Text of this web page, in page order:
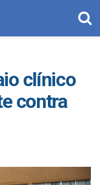
clínico
contra